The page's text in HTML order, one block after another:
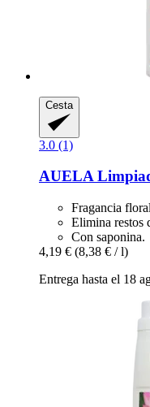
Cesta
3.0 (1)
AUELA
Fragancia
Elimina restos
Con saponina.
4,19 € (8,38 € / l)
Entrega hasta el 18